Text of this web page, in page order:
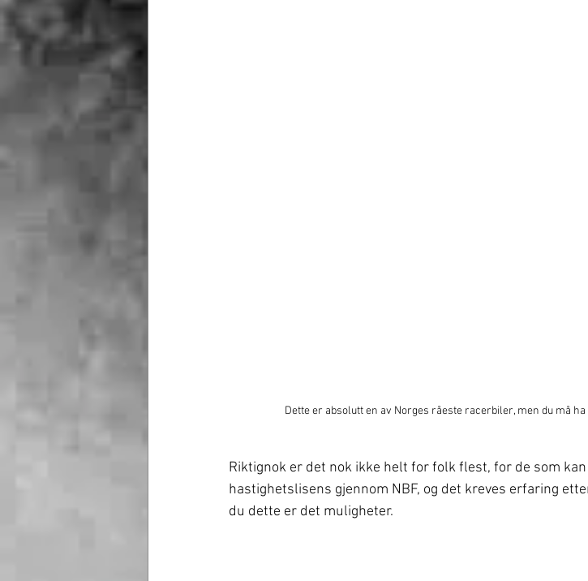
Dette er absolutt en av Norges råeste racerbiler, men du må
Riktignok er det nok ikke helt for folk flest, for de som
hastighetslisens gjennom NBF, og det kreves erfaring
du dette er det muligheter.